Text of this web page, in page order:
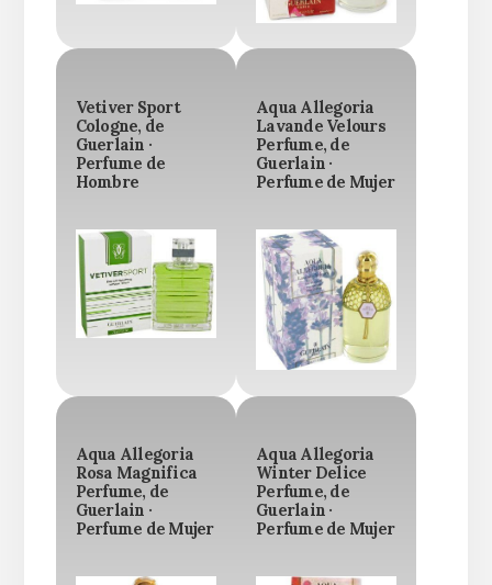
Vetiver Sport
Cologne, de
Guerlain ·
Perfume de
Hombre
Aqua Allegoria
Lavande Velours
Perfume, de
Guerlain ·
Perfume de Mujer
Aqua Allegoria
Rosa Magnifica
Perfume, de
Guerlain ·
Perfume de Mujer
Aqua Allegoria
Winter Delice
Perfume, de
Guerlain ·
Perfume de Mujer